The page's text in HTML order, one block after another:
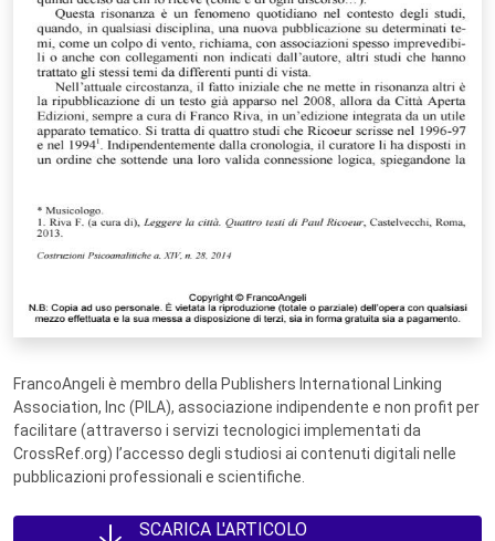
FrancoAngeli è membro della Publishers International Linking
Association, Inc (PILA), associazione indipendente e non profit per
facilitare (attraverso i servizi tecnologici implementati da
CrossRef.org) l’accesso degli studiosi ai contenuti digitali nelle
pubblicazioni professionali e scientifiche.
SCARICA L'ARTICOLO